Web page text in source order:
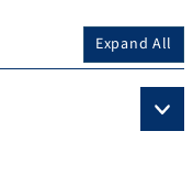
Expand All